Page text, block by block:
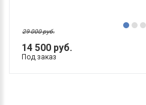
14 500 руб.
29 000 руб.
Под заказ